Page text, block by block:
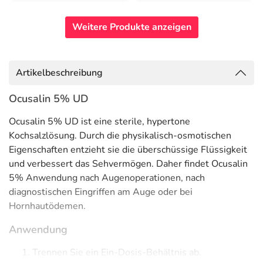
Weitere Produkte anzeigen
Artikelbeschreibung
Ocusalin 5% UD
Ocusalin 5% UD ist eine sterile, hypertone
Kochsalzlösung. Durch die physikalisch-osmotischen
Eigenschaften entzieht sie die überschüssige Flüssigkeit
und verbessert das Sehvermögen. Daher findet Ocusalin
5% Anwendung nach Augenoperationen, nach
diagnostischen Eingriffen am Auge oder bei
Hornhautödemen.
Anwendung
Trennen Sie ein Ein-Dosis-Behältnis ab.